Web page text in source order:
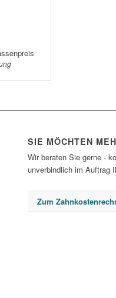
SIE MÖCHTEN
Wir beraten Sie gerne -
unverbindlich im Auftrag
Zum